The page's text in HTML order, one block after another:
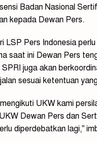
Badan Nasional
kepada Dewan Pers.
LSP Pers Indonesia
saat ini Dewan Pers
juga akan
sesuai ketentuan
UKW kami
Dewan Pers dan
diperdebatkan lagi,”